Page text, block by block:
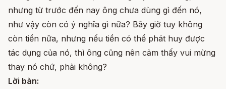
nhưng từ trước đến nay ông chưa dùng gì đến nó,
như vậy còn có ý nghĩa gì nữa? Bây giờ tuy không
còn tiền nữa, nhưng nếu tiền có thể phát huy được
tác dụng của nó, thì ông cũng nên cảm thấy vui mừng
thay nó chứ, phải không?
Lời bàn: